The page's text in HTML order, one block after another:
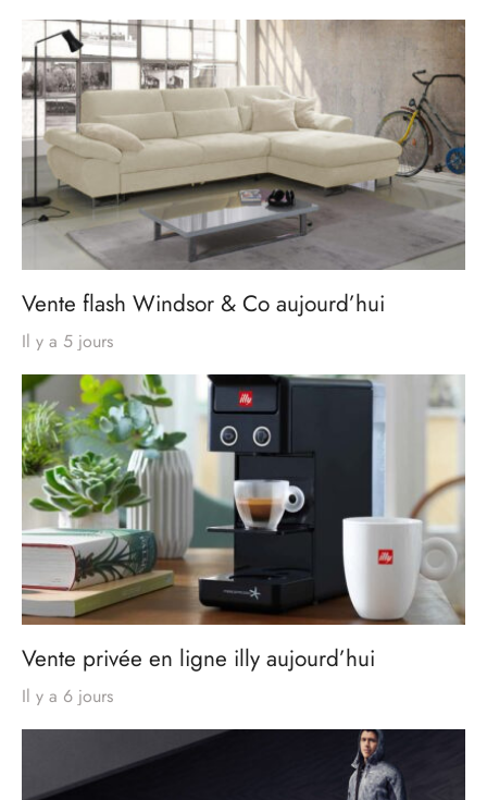
Vente flash Windsor & Co aujourd’hui
Il y a 5 jours
Vente privée en ligne illy aujourd’hui
Il y a 6 jours